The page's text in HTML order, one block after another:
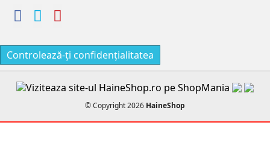
Controlează-ți confidențialitatea
© Copyright 2026 HaineShop